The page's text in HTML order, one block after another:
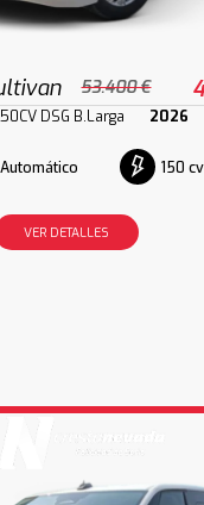
53.400 €
DSG B.Larga 2026
Automático 150 cv
VER DETALLES